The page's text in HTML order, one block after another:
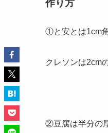
作り方
①と安とは1cm
クレソンは2cm
②豆腐は半分の